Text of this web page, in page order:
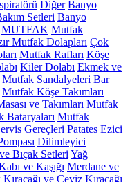
Diğer Banyo
Setleri Banyo
MUTFAK Mutfak
Mutfak Dolapları Çok
Mutfak Rafları Köşe
Kiler Dolabı Ekmek ve
Mutfak Sandalyeleri Bar
Mutfak Köşe Takımları
ve Takımları Mutfak
Bataryaları Mutfak
Gereçleri Patates Ezici
Dilimleyici
Bıçak Setleri Yağ
ve Kaşığı Merdane ve
Kıracağı ve Ceviz Kıracağı